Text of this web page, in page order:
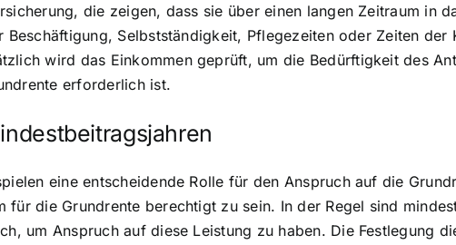
die zeigen, dass sie über einen langen Zeitraum in
Beschäftigung, Selbstständigkeit, Pflegezeiten oder Zeiten
wird das Einkommen geprüft, um die Bedürftigkeit des
erforderlich ist.
eine entscheidende Rolle für den Anspruch auf die
für die Grundrente berechtigt zu sein. In der Regel sind
um Anspruch auf diese Leistung zu haben. Die Festlegung